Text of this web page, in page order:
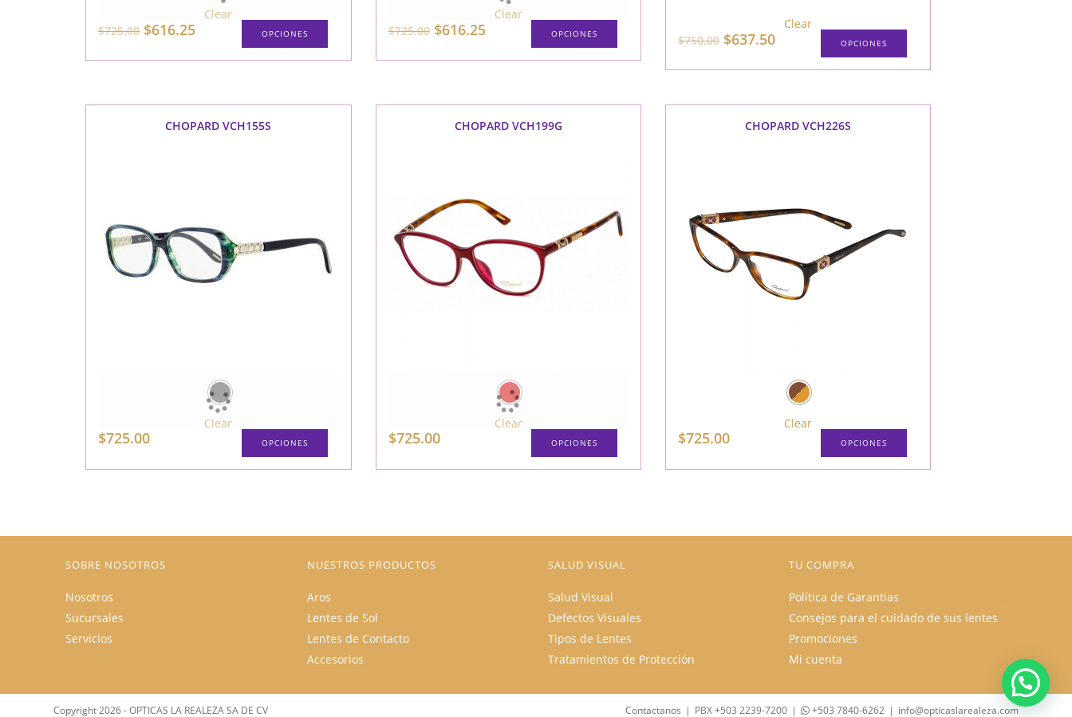
Clear
$725.00 $616.25 OPCIONES
Clear
$725.00 $616.25 OPCIONES
Clear
$750.00 $637.50 OPCIONES
CHOPARD VCH155S
Clear
$725.00 OPCIONES
CHOPARD VCH199G
Clear
$725.00 OPCIONES
CHOPARD VCH226S
Clear
$725.00 OPCIONES
SOBRE NOSOTROS
Nosotros
Sucursales
Servicios
NUESTROS PRODUCTOS
Aros
Lentes de Sol
Lentes de Contacto
Accesorios
SALUD VISUAL
Salud Visual
Defectos Visuales
Tipos de Lentes
Tratamientos de Protección
TU COMPRA
Política de Garantias
Consejos para el cuidado de sus lentes
Promociones
Mi cuenta
Contactanos PBX +503 2239-7200 +503 7840-6262 info@opticaslarealeza.com
Copyright 2026 - OPTICAS LA REALEZA SA DE CV